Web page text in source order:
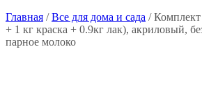
Главная /Все для дома и сада / Комплект
+ 1 кг краска + 0.9кг лак), акриловый,
парное молоко